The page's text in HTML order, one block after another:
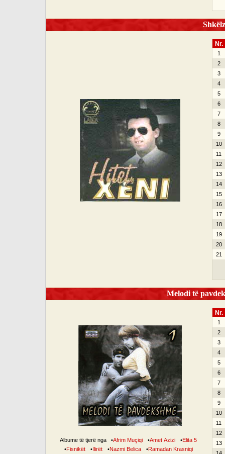
Nr.
1
2
3
4
5
6
7
8
9
10
11
12
13
14
15
16
17
18
19
20
21
Melodi të
Albume të tjerë nga •Afrim Muçiqi •Amet Azizi •Elita 5
•Fisnikët •Ilirët •Nazmi Belica •Ramadan Krasniqi
Nr.
1
2
3
4
5
6
7
8
9
10
11
12
13